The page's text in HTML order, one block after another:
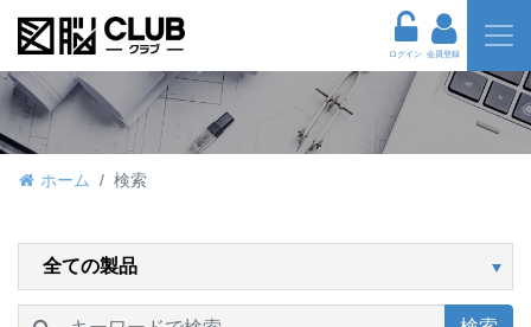
ログイン 会員登録
ホーム 検索
検索